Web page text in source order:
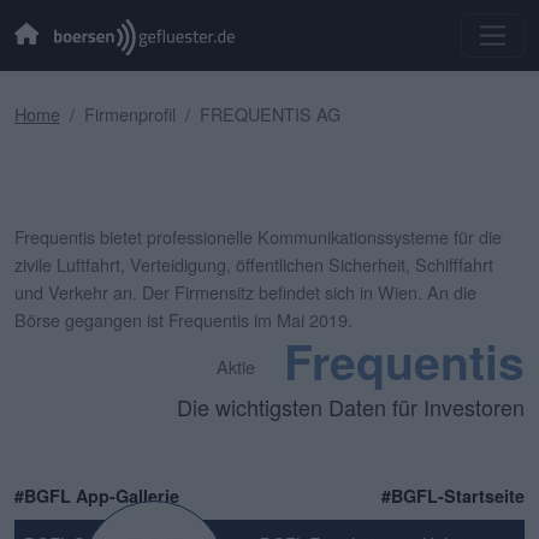
Home Firmenprofil FREQUENTIS AG
Frequentis bietet professionelle Kommunikationssysteme für die
zivile Luftfahrt, Verteidigung, öffentlichen Sicherheit, Schifffahrt
und Verkehr an. Der Firmensitz befindet sich in Wien. An die
Börse gegangen ist Frequentis im Mai 2019.
Aktie
Frequentis
Die wichtigsten Daten für Investoren
#BGFL App-Gallerie #BGFL-Startseite